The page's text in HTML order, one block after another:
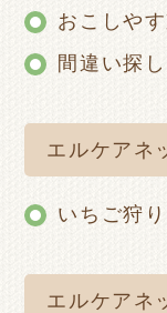
おこしや
間違い探
エルケアネ
いちご狩
エルケアネ